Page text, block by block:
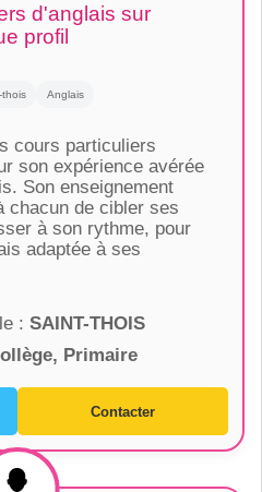
d'anglais sur
profil
thois Anglais
cours particuliers
son expérience avérée
Son enseignement
chacun de cibler ses
à son rythme, pour
adaptée à ses
: SAINT-THOIS
Primaire
Contacter